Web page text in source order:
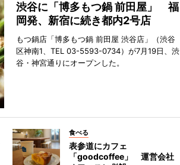
渋谷に「博多もつ鍋 前田屋」 福
岡発、新宿に続き都内2号店
もつ鍋店「博多もつ鍋 前田屋 渋谷店」（渋谷
区神南1、TEL 03-5593-0734）が7月19日、渋
谷・神宮通りにオープンした。
食べる
表参道にカフェ
「goodcoffee」 運営会社